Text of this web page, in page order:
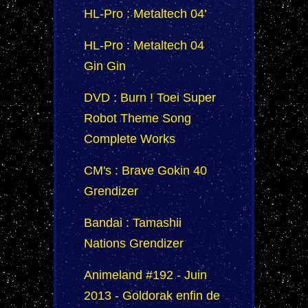
HL-Pro : Metaltech 04'
HL-Pro : Metaltech 04
Gin Gin
DVD : Burn ! Toei Super
Robot Theme Song
Complete Works
CM's : Brave Gokin 40
Grendizer
Bandai : Tamashii
Nations Grendizer
Animeland #192 - Juin
2013 - Goldorak enfin de